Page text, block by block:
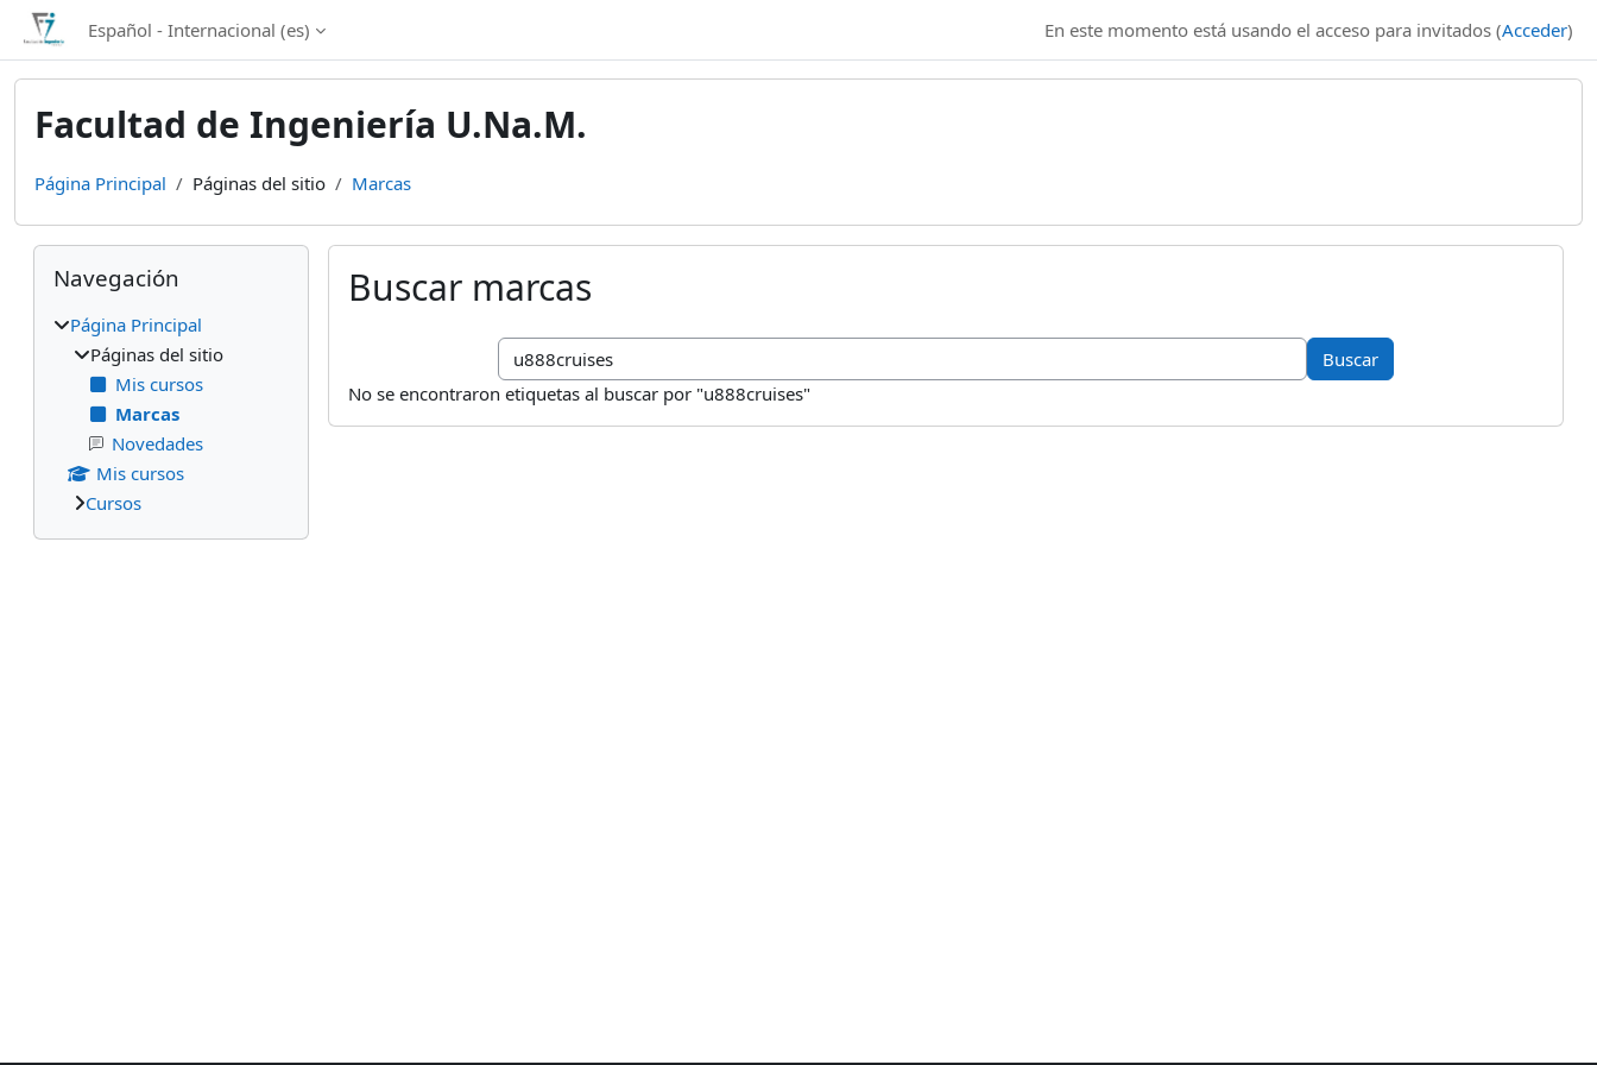
Salta al contenido principal
Español - Internacional ‎(es)‎ En este momento está usando el acceso para invitados (Acceder)
Facultad de Ingeniería U.Na.M.
Página Principal Páginas del sitio Marcas
Buscar marcas
Buscar marcas
No se encontraron etiquetas al buscar por "u888cruises"
Bloques
Salta Navegación
Navegación
Página Principal
Páginas del sitio
Mis cursos
Marcas
Novedades
Mis cursos
Cursos